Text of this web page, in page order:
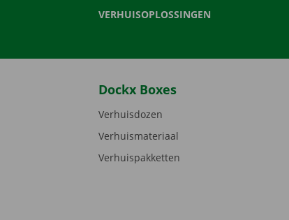
VERHUISOPLOSSINGEN
Dockx Boxes
Verhuisdozen
Verhuismateriaal
Verhuispakketten